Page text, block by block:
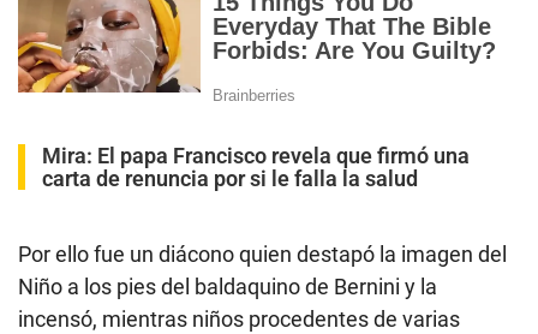
Mira: El papa Francisco revela que firmó una
carta de renuncia por si le falla la salud
Por ello fue un diácono quien destapó la imagen del
Niño a los pies del baldaquino de Bernini y la
incensó, mientras niños procedentes de varias